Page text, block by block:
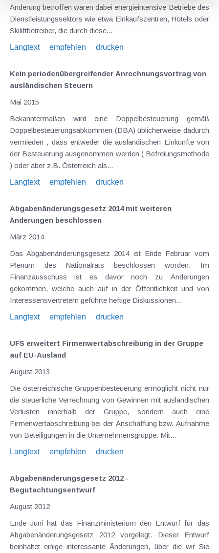
Änderung betroffen waren dabei energieintensive Betriebe des
Dienstleistungssektors wie etwa Einkaufszentren, Hotels oder
Skiliftbetreiber, die durch diese...
Langtext
empfehlen drucken
Kein periodenübergreifender Anrechnungsvortrag von
ausländischen Steuern
Mai 2015
Bekanntermaßen wird eine Doppelbesteuerung gemäß
Doppelbesteuerungsabkommen (DBA) üblicherweise dadurch
vermieden , dass entweder die ausländischen Einkünfte von
der Besteuerung ausgenommen werden ( Befreiungsmethode
) oder aber z.B. Österreich als...
Langtext
empfehlen drucken
Abgabenänderungsgesetz 2014 mit weiteren
Änderungen beschlossen
März 2014
Das Abgabenänderungsgesetz 2014 ist Ende Februar vom
Plenum des Nationalrats beschlossen worden. Im
Finanzausschuss ist es davor noch zu Änderungen
gekommen, welche auch auf in der Öffentlichkeit und von
Interessensvertretern geführte heftige Diskussionen...
Langtext
empfehlen drucken
UFS erweitert Firmenwertabschreibung in der Gruppe
auf EU-Ausland
August 2013
Die österreichische Gruppenbesteuerung ermöglicht nicht nur
die steuerliche Verrechnung von Gewinnen mit ausländischen
Verlusten innerhalb der Gruppe, sondern auch eine
Firmenwertabschreibung bei der Anschaffung bzw. Aufnahme
von Beteiligungen in die Unternehmensgruppe. Mit...
Langtext
empfehlen drucken
Abgabenänderungsgesetz 2012 -
Begutachtungsentwurf
August 2012
Ende Juni hat das Finanzministerium den Entwurf für das
Abgabenänderungsgesetz 2012 vorgelegt. Dieser Entwurf
beinhaltet einige interessante Änderungen, über die wir Sie